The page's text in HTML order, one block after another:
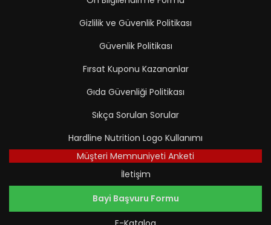
Gizlilik ve Güvenlik Politikası
Güvenlik Politikası
Fırsat Kuponu Kazananlar
Gıda Güvenliği Politikası
Sıkça Sorulan Sorular
Hardline Nutrition Logo Kullanımı
Müşteri Memnuniyeti Anketi
İletişim
Bayi Başvuru Formu